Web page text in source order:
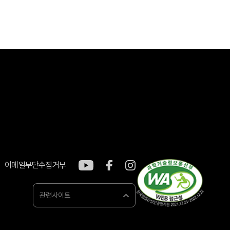
이메일무단수집거부
관련사이트